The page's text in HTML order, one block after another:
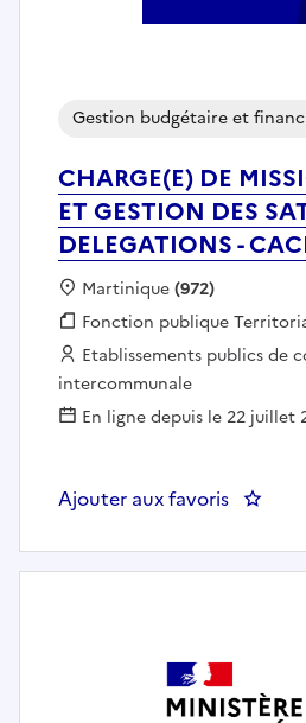
CHARGE(E) DE
ET GESTION DES
DELEGATIONS -
Gestion budgétaire et
Localisation :
Martinique(972)
Fonction publique :
Fonction publique
Employeur :
Etablissements publics de
intercommunale
En ligne depuis le 22 juillet
Ajouter aux favoris :